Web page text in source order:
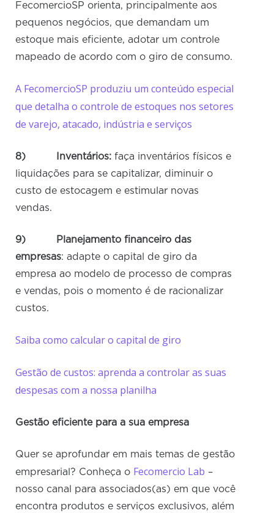
FecomercioSP orienta, principalmente aos
pequenos negócios, que demandam um
estoque mais eficiente, adotar um controle
mapeado de acordo com o giro de consumo.
A FecomercioSP produziu um conteúdo especial
que detalha o controle de estoques nos setores
de varejo, atacado, indústria e serviços
8) Inventários: faça inventários físicos e
liquidações para se capitalizar, diminuir o
custo de estocagem e estimular novas
vendas.
9)
Planejamento financeiro das
empresas: adapte o capital de giro da
empresa ao modelo de processo de compras
e vendas, pois o momento é de racionalizar
custos.
Saiba como calcular o capital de giro
Gestão de custos: aprenda a controlar as suas
despesas com a nossa planilha
Gestão eficiente para a sua empresa
Quer se aprofundar em mais temas de gestão
empresarial? Conheça o Fecomercio Lab –
nosso canal para associados(as) em que você
encontra produtos e serviços exclusivos, além